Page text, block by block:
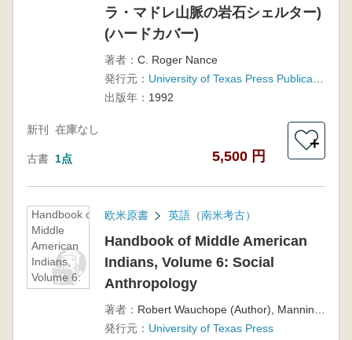
石シェルタ
ー)(ハード
カバー)
ラ・マドレ山脈の岩石シェルター)
(ハードカバー)
著者： C. Roger Nance
発行元：
出版年： 1992
新刊 在庫なし
古書 1点 5,500 円
＋
Handbook of
Middle
American
Indians,
Volume 6:
Social
欧米原書 英語（南米考古）
Handbook of Middle American
Indians, Volume 6: Social
Anthropology
著者：
発行元： University of Texas Press